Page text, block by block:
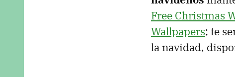
Free Christmas
Wallpapers; te
la navidad,